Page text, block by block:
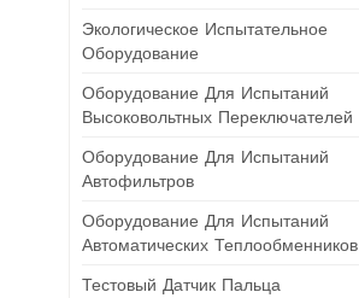
Экологическое Испытательное
Оборудование
Оборудование Для Испытаний
Высоковольтных Переключателей
Оборудование Для Испытаний
Автофильтров
Оборудование Для Испытаний
Автоматических Теплообменников
Тестовый Датчик Пальца